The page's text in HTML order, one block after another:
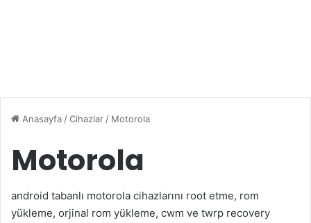
Anasayfa/Cihazlar/ Motorola
Motorola
android tabanlı motorola cihazlarını root etme, rom
yükleme, orjinal rom yükleme, cwm ve twrp recovery